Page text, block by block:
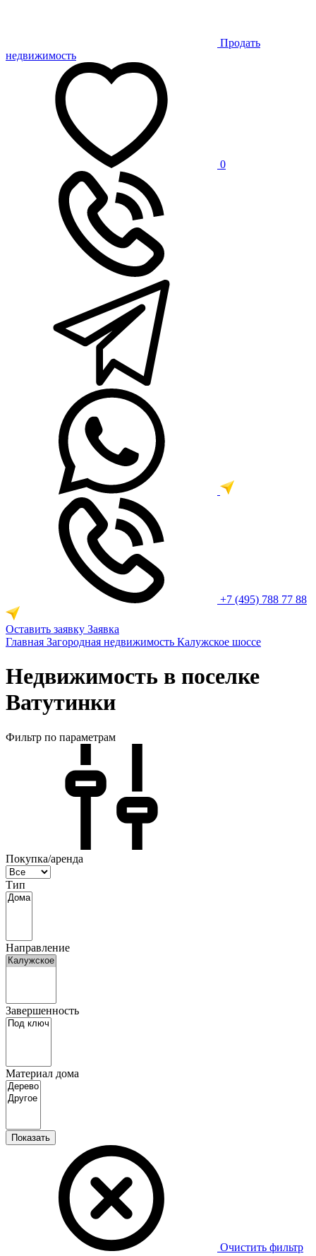
Продать
недвижимость
0
+7 (495) 788 77 88
Оставить заявку Заявка
Главная Загородная недвижимость Калужское шоссе
Недвижимость в поселке
Ватутинки
Фильтр по параметрам
Покупка/аренда
Тип
Направление
Завершенность
Материал дома
Показать
Очистить фильтр